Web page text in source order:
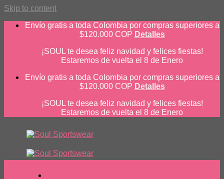
Skip to content
Envío gratis a toda Colombia por compras superiores a
$120.000 COP Detalles
¡SOUL te desea feliz navidad y felices fiestas!
Estaremos de vuelta el 8 de Enero
Envío gratis a toda Colombia por compras superiores a
$120.000 COP Detalles
¡SOUL te desea feliz navidad y felices fiestas!
Estaremos de vuelta el 8 de Enero